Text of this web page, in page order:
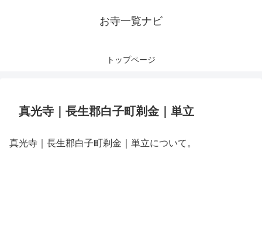
お寺一覧ナビ
トップページ
真光寺｜長生郡白子町剃金｜単立
真光寺｜長生郡白子町剃金｜単立について。